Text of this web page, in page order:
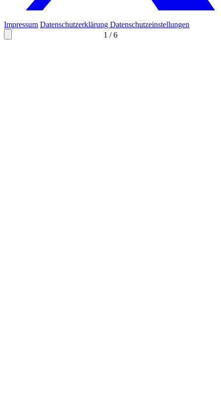
1 /6
Impressum Datenschutzerklärung Datenschutzeinstellungen